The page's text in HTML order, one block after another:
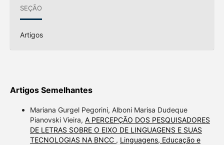
SEÇÃO
Artigos
Artigos Semelhantes
Mariana Gurgel Pegorini, Alboni Marisa Dudeque
Pianovski Vieira, A PERCEPÇÃO DOS PESQUISADORES
DE LETRAS SOBRE O EIXO DE LINGUAGENS E SUAS
TECNOLOGIAS NA BNCC , Linguagens, Educação e